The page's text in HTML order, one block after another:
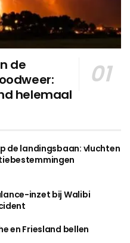
de
helemaal
de landingsbaan: vluchten
inzet bij Walibi
en Friesland bellen